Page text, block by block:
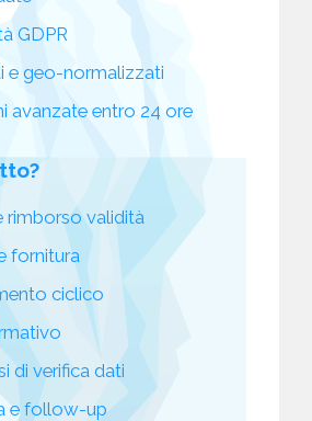
GDPR
e geo-normalizzati
avanzate entro 24 ore
rimborso validità
fornitura
ciclico
di verifica dati
e follow-up